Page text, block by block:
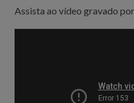
Assista ao vídeo gravado